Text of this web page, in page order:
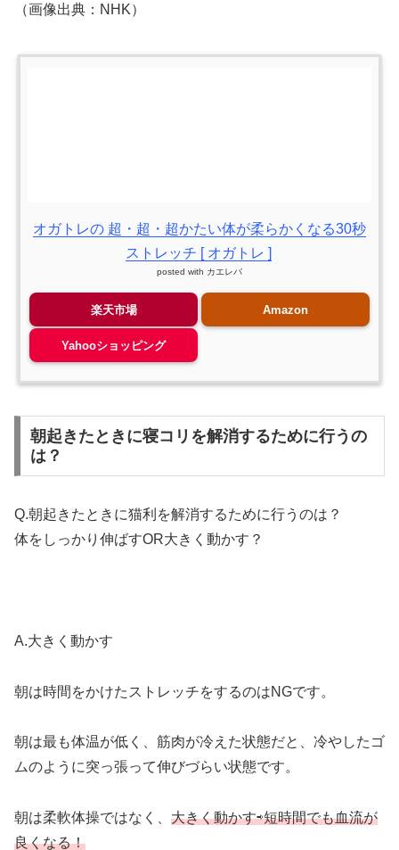
（画像出典：NHK）
オガトレの 超・超・超かたい体が柔らかくなる30秒
ストレッチ [ オガトレ ]
posted with カエレバ
楽天市場 Amazon
Yahooショッピング
朝起きたときに寝コリを解消するために行うの
は？
Q.朝起きたときに猫利を解消するために行うのは？
体をしっかり伸ばすOR大きく動かす？
A.大きく動かす
朝は時間をかけたストレッチをするのはNGです。
朝は最も体温が低く、筋肉が冷えた状態だと、冷やしたゴ
ムのように突っ張って伸びづらい状態です。
朝は柔軟体操ではなく、 大きく動かす⇨短時間でも血流が
良くなる！